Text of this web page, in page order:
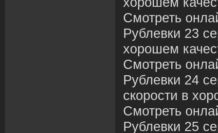
Смотреть
Рублевки 23
хорошем
Смотреть
Рублевки 24
скорости в
Смотреть
Рублевки 25